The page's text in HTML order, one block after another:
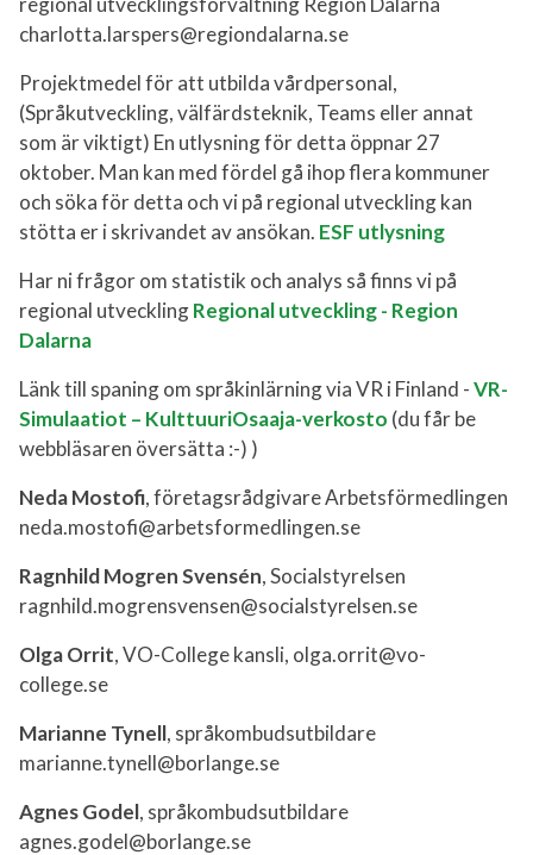
charlotta.larspers@regiondalarna.se
Projektmedel för att utbilda vårdpersonal,
(Språkutveckling, välfärdsteknik, Teams eller annat
som är viktigt) En utlysning för detta öppnar 27
oktober. Man kan med fördel gå ihop flera kommuner
och söka för detta och vi på regional utveckling kan
stötta er i skrivandet av ansökan. ESF utlysning
Har ni frågor om statistik och analys så finns vi på
regional utvecklingRegional utveckling - Region
Dalarna
Länk till spaning om språkinlärning via VR i Finland -VR-
Simulaatiot – KulttuuriOsaaja-verkosto (du får be
webbläsaren översätta :-) )
Neda Mostofi, företagsrådgivare Arbetsförmedlingen
neda.mostofi@arbetsformedlingen.se
Ragnhild Mogren Svensén, Socialstyrelsen
ragnhild.mogrensvensen@socialstyrelsen.se
Olga Orrit, VO-College kansli, olga.orrit@vo-
college.se
Marianne Tynell, språkombudsutbildare
marianne.tynell@borlange.se
Agnes Godel, språkombudsutbildare
agnes.godel@borlange.se